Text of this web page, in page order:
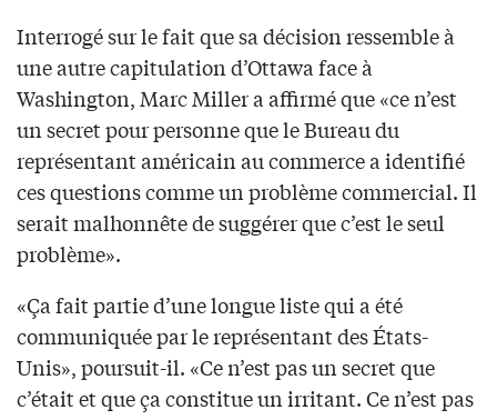
Interrogé sur le fait que sa décision ressemble à
une autre capitulation d’Ottawa face à
Washington, Marc Miller a affirmé que «ce n’est
un secret pour personne que le Bureau du
représentant américain au commerce a identifié
ces questions comme un problème commercial. Il
serait malhonnête de suggérer que c’est le seul
problème».
«Ça fait partie d’une longue liste qui a été
communiquée par le représentant des États-
Unis», poursuit-il. «Ce n’est pas un secret que
c’était et que ça constitue un irritant. Ce n’est pas